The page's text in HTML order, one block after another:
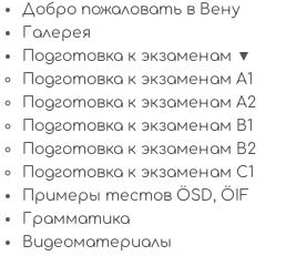
Добро пожаловать в Вену
Галерея
Подготовка к экзаменам ▼
Подготовка к экзаменам A1
Подготовка к экзаменам A2
Подготовка к экзаменам B1
Подготовка к экзаменам B2
Подготовка к экзаменам C1
Примеры тестов ÖSD, ÖIF
Грамматика
Видеоматериалы